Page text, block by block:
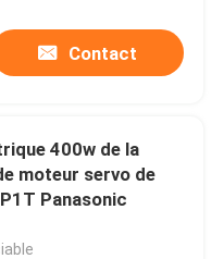
Contact
400w de la
moteur servo de
Panasonic